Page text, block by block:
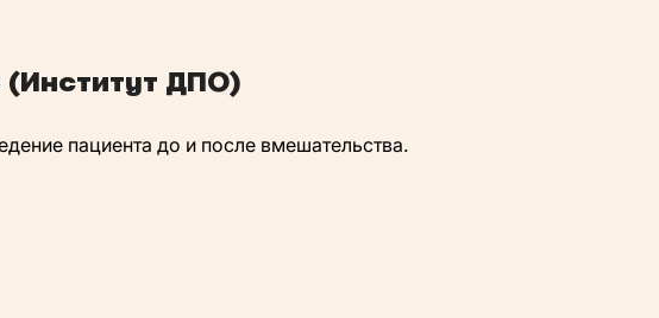
ДПО)
пациента до и после вмешательства.